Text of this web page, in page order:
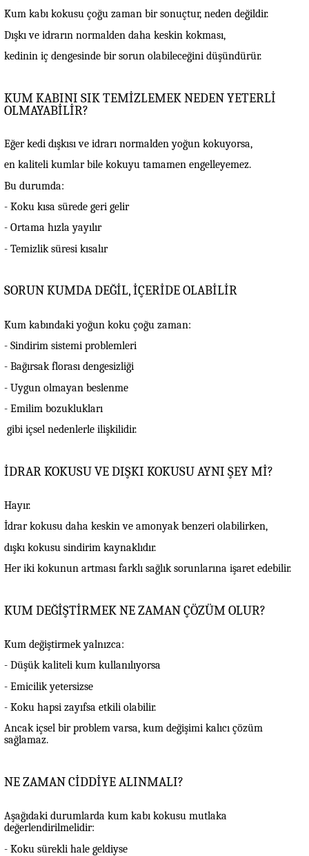
Kum kabı kokusu çoğu zaman bir sonuçtur, neden değildir.
Dışkı ve idrarın normalden daha keskin kokması,
kedinin iç dengesinde bir sorun olabileceğini düşündürür.
KUM KABINI SIK TEMİZLEMEK NEDEN YETERLİ
OLMAYABİLİR?
Eğer kedi dışkısı ve idrarı normalden yoğun kokuyorsa,
en kaliteli kumlar bile kokuyu tamamen engelleyemez.
Bu durumda:
- Koku kısa sürede geri gelir
- Ortama hızla yayılır
- Temizlik süresi kısalır
SORUN KUMDA DEĞİL, İÇERİDE OLABİLİR
Kum kabındaki yoğun koku çoğu zaman:
- Sindirim sistemi problemleri
- Bağırsak florası dengesizliği
- Uygun olmayan beslenme
- Emilim bozuklukları
gibi içsel nedenlerle ilişkilidir.
İDRAR KOKUSU VE DIŞKI KOKUSU AYNI ŞEY Mİ?
Hayır.
İdrar kokusu daha keskin ve amonyak benzeri olabilirken,
dışkı kokusu sindirim kaynaklıdır.
Her iki kokunun artması farklı sağlık sorunlarına işaret edebilir.
KUM DEĞİŞTİRMEK NE ZAMAN ÇÖZÜM OLUR?
Kum değiştirmek yalnızca:
- Düşük kaliteli kum kullanılıyorsa
- Emicilik yetersizse
- Koku hapsi zayıfsa etkili olabilir.
Ancak içsel bir problem varsa, kum değişimi kalıcı çözüm
sağlamaz.
NE ZAMAN CİDDİYE ALINMALI?
Aşağıdaki durumlarda kum kabı kokusu mutlaka
değerlendirilmelidir:
- Koku sürekli hale geldiyse